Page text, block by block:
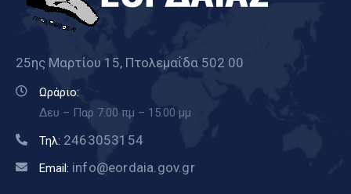
25ης Μαρτίου 15, Πτολεμαΐδα 502 00
Ωράριο:
Δευ – Παρ 7.00 πμ – 15.00 μμ
Τηλ: 2463053154
Email: info@eordaia.gov.gr